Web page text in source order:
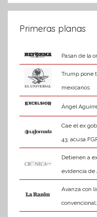
Primeras planas
Pasan de la
Trump pone
mexicanos
Ángel
Cae el ex
43, acusa
Detienen a
evidencia de
Avanza con